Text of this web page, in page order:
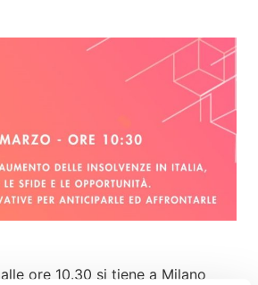
ore 10.30 si tiene a Milano